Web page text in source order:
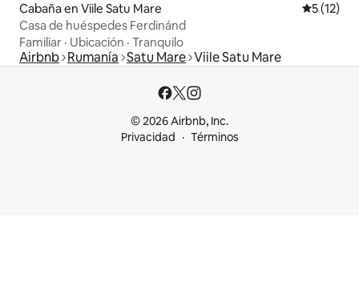
Cabaña en Viile Satu Mare
5 (12)
Casa de huéspedes Ferdinánd
Familiar · Ubicación · Tranquilo
Airbnb Rumanía Satu Mare Viile Satu Mare
© 2026 Airbnb, Inc.
Privacidad
Términos